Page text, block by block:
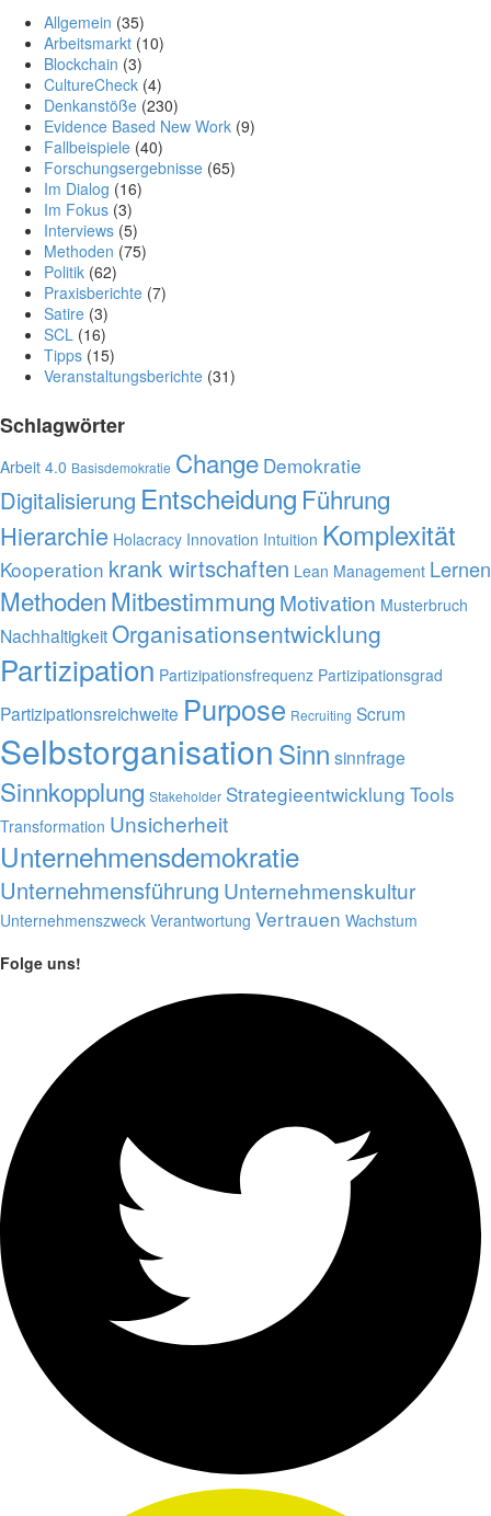
Allgemein (35)
Arbeitsmarkt (10)
Blockchain (3)
CultureCheck (4)
Denkanstöße (230)
Evidence Based New Work (9)
Fallbeispiele (40)
Forschungsergebnisse (65)
Im Dialog (16)
Im Fokus (3)
Interviews (5)
Methoden (75)
Politik (62)
Praxisberichte (7)
Satire (3)
SCL (16)
Tipps (15)
Veranstaltungsberichte (31)
Schlagwörter
Arbeit 4.0 Basisdemokratie Change Demokratie
Digitalisierung Entscheidung Führung
Hierarchie Holacracy Innovation Intuition Komplexität
Kooperation krank wirtschaften Lean Management Lernen
MethodenMitbestimmung Motivation Musterbruch
NachhaltigkeitOrganisationsentwicklung
Partizipation Partizipationsfrequenz Partizipationsgrad
Partizipationsreichweite Purpose Recruiting Scrum
Selbstorganisation Sinn sinnfrage
Sinnkopplung Stakeholder Strategieentwicklung Tools
Transformation Unsicherheit
Unternehmensdemokratie
Unternehmensführung Unternehmenskultur
Unternehmenszweck Verantwortung Vertrauen Wachstum
Folge uns!